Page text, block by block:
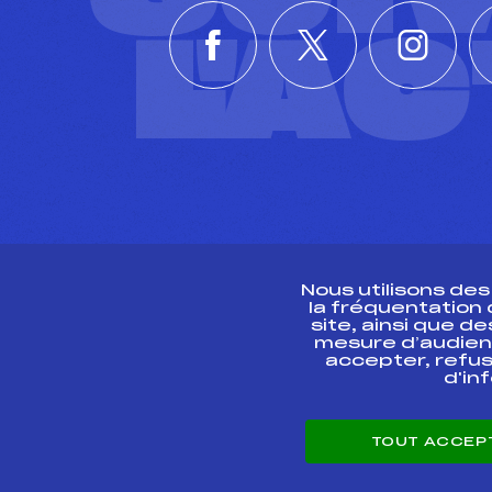
ESPACE PRESSE
Nous utilisons
la fréquentation
site, ainsi que
mesure
accepter,
TOUT